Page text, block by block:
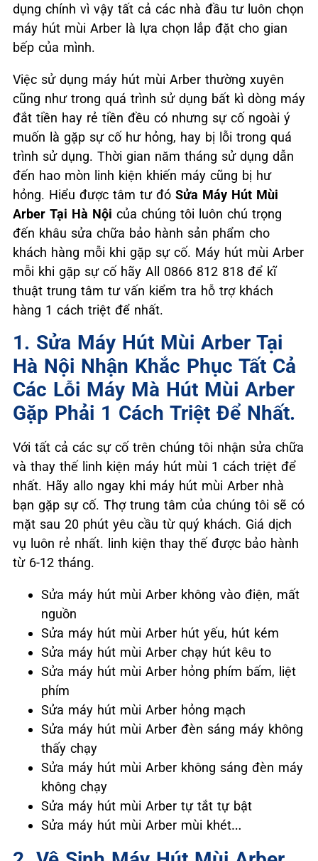
dụng chính vì vậy tất cả các nhà đầu tư luôn chọn
máy hút mùi Arber là lựa chọn lắp đặt cho gian
bếp của mình.
Việc sử dụng máy hút mùi Arber thường xuyên
cũng như trong quá trình sử dụng bất kì dòng máy
đắt tiền hay rẻ tiền đều có nhưng sự cố ngoài ý
muốn là gặp sự cố hư hỏng, hay bị lỗi trong quá
trình sử dụng. Thời gian năm tháng sử dụng dẫn
đến hao mòn linh kiện khiến máy cũng bị hư
hỏng. Hiểu được tâm tư đó Sửa Máy Hút Mùi
Arber Tại Hà Nội của chúng tôi luôn chú trọng
đến khâu sửa chữa bảo hành sản phẩm cho
khách hàng mỗi khi gặp sự cố. Máy hút mùi Arber
mỗi khi gặp sự cố hãy All 0866 812 818 để kĩ
thuật trung tâm tư vấn kiểm tra hỗ trợ khách
hàng 1 cách triệt để nhất.
1. Sửa Máy Hút Mùi Arber Tại
Hà Nội Nhận Khắc Phục Tất Cả
Các Lỗi Máy Mà Hút Mùi Arber
Gặp Phải 1 Cách Triệt Để Nhất.
Với tất cả các sự cố trên chúng tôi nhận sửa chữa
và thay thế linh kiện máy hút mùi 1 cách triệt để
nhất. Hãy allo ngay khi máy hút mùi Arber nhà
bạn gặp sự cố. Thợ trung tâm của chúng tôi sẽ có
mặt sau 20 phút yêu cầu từ quý khách. Giá dịch
vụ luôn rẻ nhất. linh kiện thay thế được bảo hành
từ 6-12 tháng.
Sửa máy hút mùi Arber không vào điện, mất
nguồn
Sửa máy hút mùi Arber hút yếu, hút kém
Sửa máy hút mùi Arber chạy hút kêu to
Sửa máy hút mùi Arber hỏng phím bấm, liệt
phím
Sửa máy hút mùi Arber hỏng mạch
Sửa máy hút mùi Arber đèn sáng máy không
thấy chạy
Sửa máy hút mùi Arber không sáng đèn máy
không chạy
Sửa máy hút mùi Arber tự tắt tự bật
Sửa máy hút mùi Arber mùi khét…